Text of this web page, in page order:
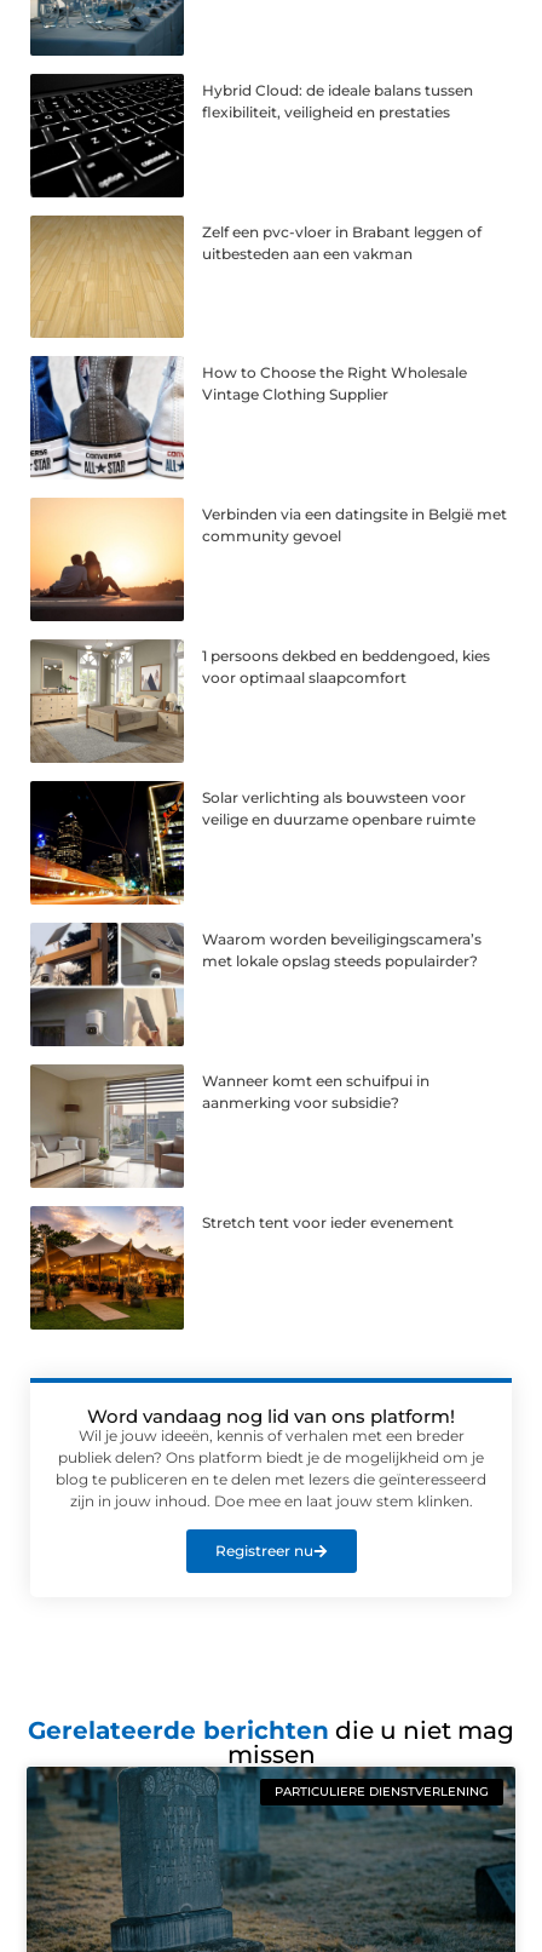
Hybrid Cloud: de ideale balans tussen
flexibiliteit, veiligheid en prestaties
Zelf een pvc-vloer in Brabant leggen of
uitbesteden aan een vakman
How to Choose the Right Wholesale
Vintage Clothing Supplier
Verbinden via een datingsite in België met
community gevoel
1 persoons dekbed en beddengoed, kies
voor optimaal slaapcomfort
Solar verlichting als bouwsteen voor
veilige en duurzame openbare ruimte
Waarom worden beveiligingscamera’s
met lokale opslag steeds populairder?
Wanneer komt een schuifpui in
aanmerking voor subsidie?
Stretch tent voor ieder evenement
Word vandaag nog lid van ons platform!
Wil je jouw ideeën, kennis of verhalen met een breder
publiek delen? Ons platform biedt je de mogelijkheid om je
blog te publiceren en te delen met lezers die geïnteresseerd
zijn in jouw inhoud. Doe mee en laat jouw stem klinken.
Registreer nu
Gerelateerde berichten die u niet mag
missen
PARTICULIERE DIENSTVERLENING